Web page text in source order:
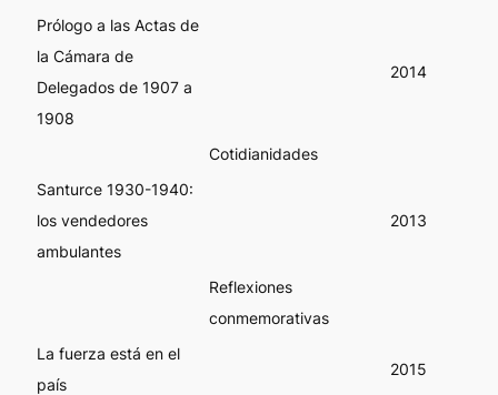
Prólogo a las Actas de
la Cámara de
Delegados de 1907 a
1908
2014
Cotidianidades
Santurce 1930-1940:
los vendedores
ambulantes
2013
Reflexiones
conmemorativas
La fuerza está en el
país
2015